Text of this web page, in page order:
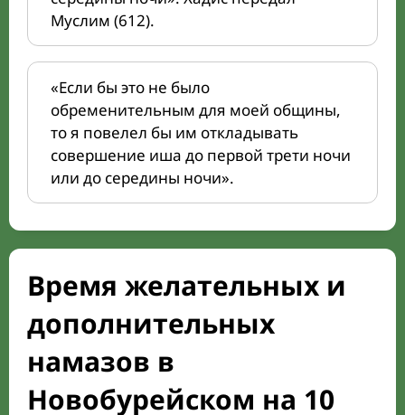
Муслим (612).
«Если бы это не было
обременительным для моей общины,
то я повелел бы им откладывать
совершение иша до первой трети ночи
или до середины ночи».
Время желательных и
дополнительных
намазов в
Новобурейском на 10